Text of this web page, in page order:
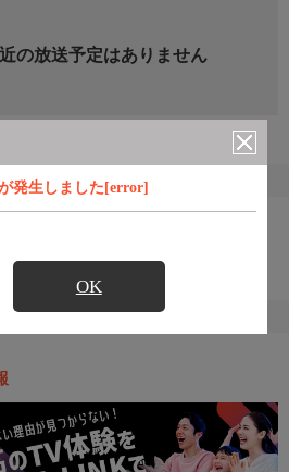
発生しました[error]
OK
の放送予定はありません
番組